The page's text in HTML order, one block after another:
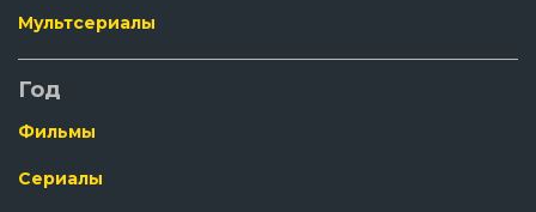
Мультсериалы
Год
Фильмы
Сериалы